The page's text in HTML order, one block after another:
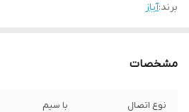
برند:آیاز
مشخصات
نوع اتصال با سیم